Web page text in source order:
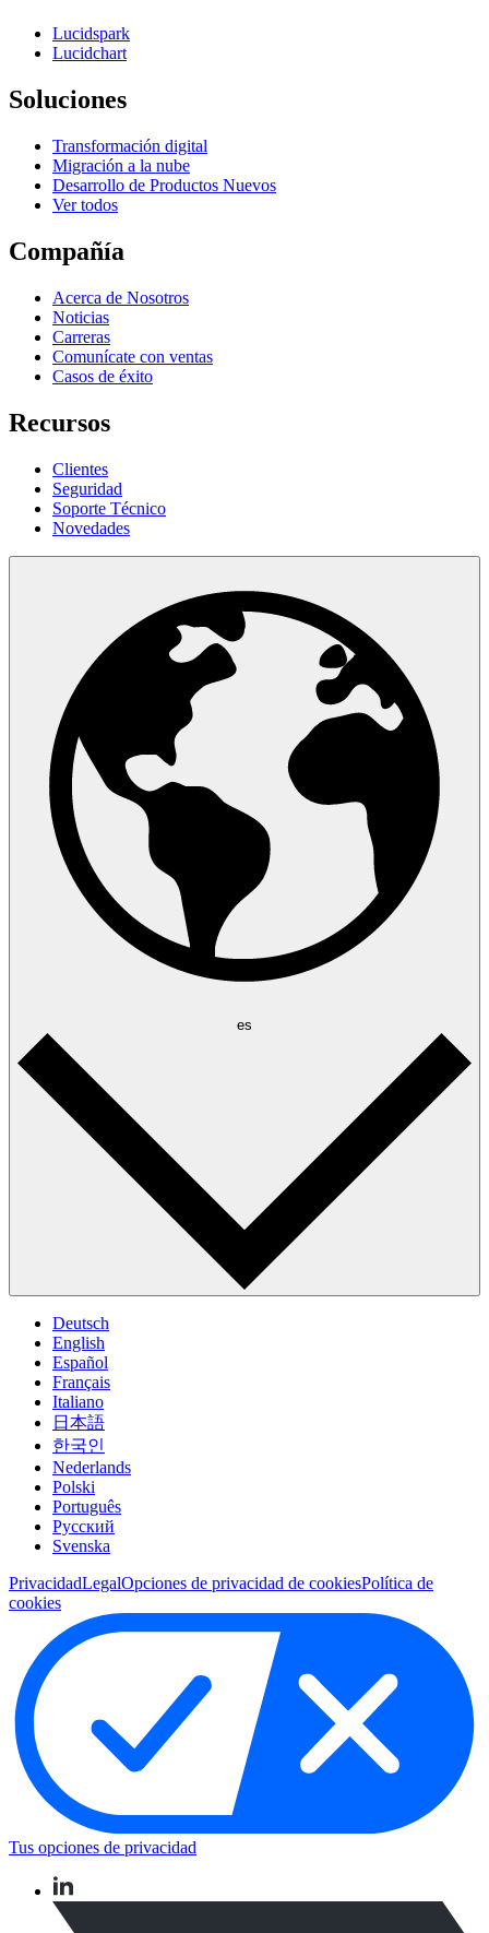
Lucidspark
Lucidchart
Soluciones
Transformación digital
Migración a la nube
Desarrollo de Productos Nuevos
Ver todos
Compañía
Acerca de Nosotros
Noticias
Carreras
Comunícate con ventas
Casos de éxito
Recursos
Clientes
Seguridad
Soporte Técnico
Novedades
es
Deutsch
English
Español
Français
Italiano
日本語
한국인
Nederlands
Polski
Português
Pусский
Svenska
PrivacidadLegalOpciones de privacidad de cookiesPolítica de
cookies
Tus opciones de privacidad